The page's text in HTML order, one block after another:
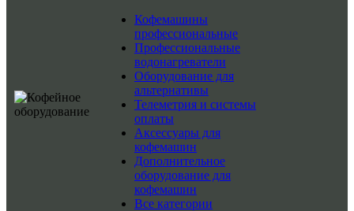
Кофемашины
профессиональные
Профессиональные
водонагреватели
Оборудование для
альтернативы
Телеметрия и системы
оплаты
Аксессуары для
кофемашин
Дополнительное
оборудование для
кофемашин
Все категории